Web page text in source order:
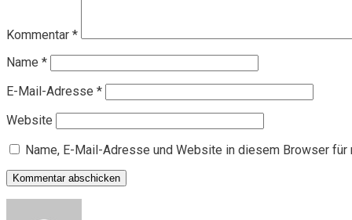
Kommentar *
Name *
E-Mail-Adresse *
Website
Name, E-Mail-Adresse und Website in diesem Browser